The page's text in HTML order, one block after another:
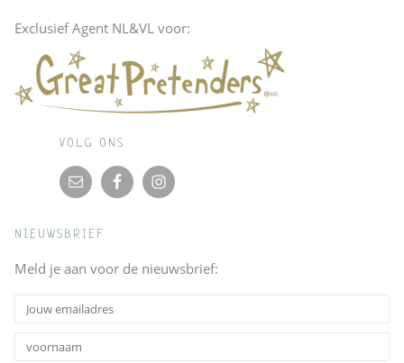
Exclusief Agent NL&VL voor:
VOLG ONS
NIEUWSBRIEF
Meld je aan voor de nieuwsbrief: